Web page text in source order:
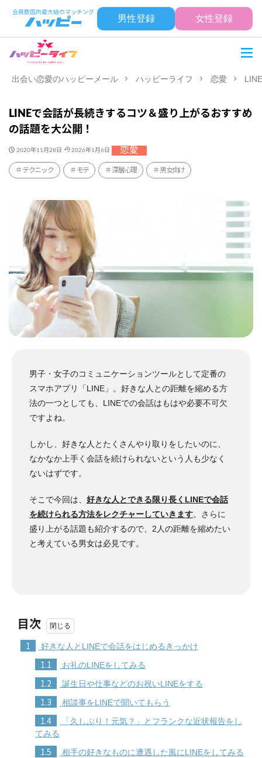
男性登録 女性登録
出会い恋愛のハッピーメール ハッピーライフ 恋愛
LINEで会話が長続きするコツ＆盛り上がるおすすめ
の話題を大公開！
2020年11月28日 2026年1月6日 恋愛
テクニック モテ 深層心理 男女向け
男子・女子のコミュニケーションツールとして定番の
スマホアプリ「LINE」。 好きな人との距離を縮める方
法の一つとしても、LINEでの会話はもはや必要不可欠
ですよね。
しかし、好きな人とたくさんやり取りをしたいのに、
なかなか上手く会話を続けられないという人も少なく
ないはずです。
そこで今回は、 好きな人とできる限り長くLINEで会話
を続けられる方法をレクチャーしていきます。 さらに
盛り上がる話題も紹介するので、2人の距離を縮めたい
と考えている男女は必見です。
目次
1 好きな人とLINEで会話をはじめるきっかけ
1.1 お礼のLINEをしてみる
1.2 誕生日や仕事などのお祝いLINEをする
1.3 相談事をLINEで聞いてもらう
1.4
「久しぶり！元気？」とフランクな近状報告をし
てみる
1.5 相手の好きなものに遭遇した風にLINEをしてみる